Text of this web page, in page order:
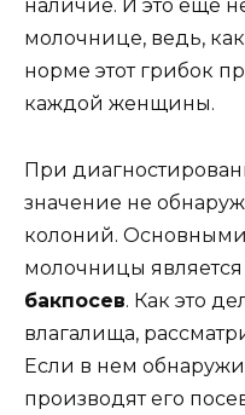
наличие. И это еще
молочнице, ведь,
норме этот грибок
каждой женщины.
При
значение не
колоний.
молочницы является
бакпосев. Как это
влагалища,
Если в нем
производят его